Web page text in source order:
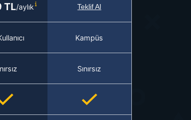
TL/aylık Teklif Al
Kampüs
Sınırsız